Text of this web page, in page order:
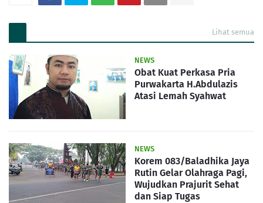
Lihat semua
NEWS
Obat Kuat Perkasa Pria
Purwakarta H.Abdulazis
Atasi Lemah Syahwat
NEWS
Korem 083/Baladhika Jaya
Rutin Gelar Olahraga Pagi,
Wujudkan Prajurit Sehat
dan Siap Tugas